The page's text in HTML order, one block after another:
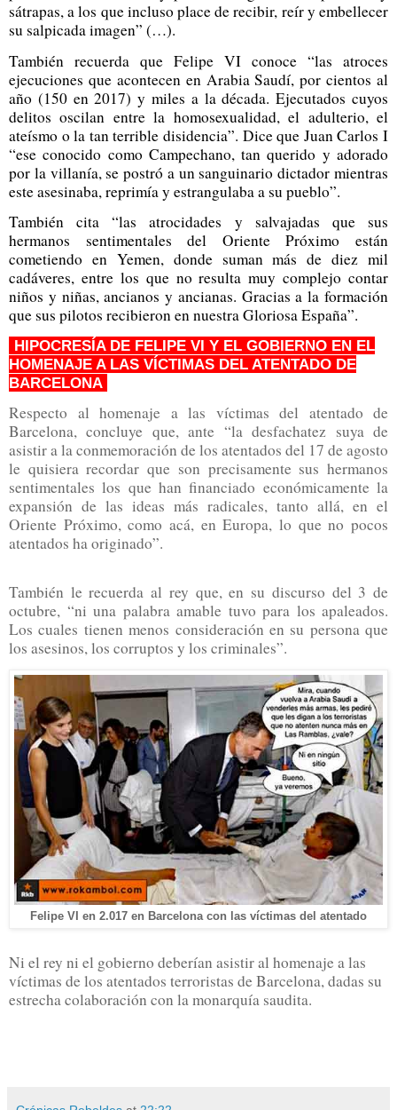
sátrapas, a los que incluso place de recibir, reír y embellecer
su salpicada imagen” (…).
También recuerda que Felipe VI conoce “las atroces
ejecuciones que acontecen en Arabia Saudí, por cientos al
año (150 en 2017) y miles a la década. Ejecutados cuyos
delitos oscilan entre la homosexualidad, el adulterio, el
ateísmo o la tan terrible disidencia”. Dice que Juan Carlos I
“ese conocido como Campechano, tan querido y adorado
por la villanía, se postró a un sanguinario dictador mientras
este asesinaba, reprimía y estrangulaba a su pueblo”.
También cita “las atrocidades y salvajadas que sus
hermanos sentimentales del Oriente Próximo están
cometiendo en Yemen, donde suman más de diez mil
cadáveres, entre los que no resulta muy complejo contar
niños y niñas, ancianos y ancianas. Gracias a la formación
que sus pilotos recibieron en nuestra Gloriosa España”.
HIPOCRESÍA DE FELIPE VI Y EL GOBIERNO EN EL
HOMENAJE A LAS VÍCTIMAS DEL ATENTADO DE
BARCELONA
Respecto al homenaje a las víctimas del atentado de
Barcelona, concluye que, ante “la desfachatez suya de
asistir a la conmemoración de los atentados del 17 de agosto
le quisiera recordar que son precisamente sus hermanos
sentimentales los que han financiado económicamente la
expansión de las ideas más radicales, tanto allá, en el
Oriente Próximo, como acá, en Europa, lo que no pocos
atentados ha originado”.
También le recuerda al rey que, en su discurso del 3 de
octubre, “ni una palabra amable tuvo para los apaleados.
Los cuales tienen menos consideración en su persona que
los asesinos, los corruptos y los criminales”.
Felipe VI en 2.017 en Barcelona con las víctimas del atentado
Ni el rey ni el gobierno deberían asistir al homenaje a las
víctimas de los atentados terroristas de Barcelona, dadas su
estrecha colaboración con la monarquía saudita.